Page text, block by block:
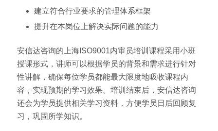
建立符合行业要求的管理体系框架
提升在本岗位上解决实际问题的能力
安信达咨询的上海ISO9001内审员培训课程采用小班
授课形式，讲师可以根据学员的背景和需求进行针对
性讲解，确保每位学员都能最大限度地吸收课程内
容，实现预期的学习效果。培训结束后，安信达咨询
还会为学员提供相关学习资料，方便学员日后回顾复
习，巩固所学知识。